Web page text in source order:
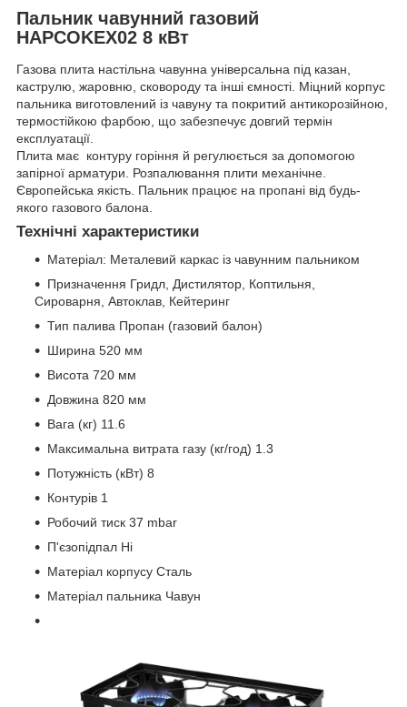
Пальник чавунний газовий
HAPCOKEX02 8 кВт
Газова плита настільна чавунна універсальна під казан,
каструлю, жаровню, сковороду та інші ємності. Міцний корпус
пальника виготовлений із чавуну та покритий антикорозійною,
термостійкою фарбою, що забезпечує довгий термін
експлуатації.
Плита має контуру горіння й регулюється за допомогою
запірної арматури. Розпалювання плити механічне.
Європейська якість. Пальник працює на пропані від будь-
якого газового балона.
Технічні характеристики
Матеріал: Металевий каркас із чавунним пальником
Призначення Гридл, Дистилятор, Коптильня,
Сироварня, Автоклав, Кейтеринг
Тип палива Пропан (газовий балон)
Ширина 520 мм
Висота 720 мм
Довжина 820 мм
Вага (кг) 11.6
Максимальна витрата газу (кг/год) 1.3
Потужність (кВт) 8
Контурів 1
Робочий тиск 37 mbar
П'єзопідпал Ні
Матеріал корпусу Сталь
Матеріал пальника Чавун